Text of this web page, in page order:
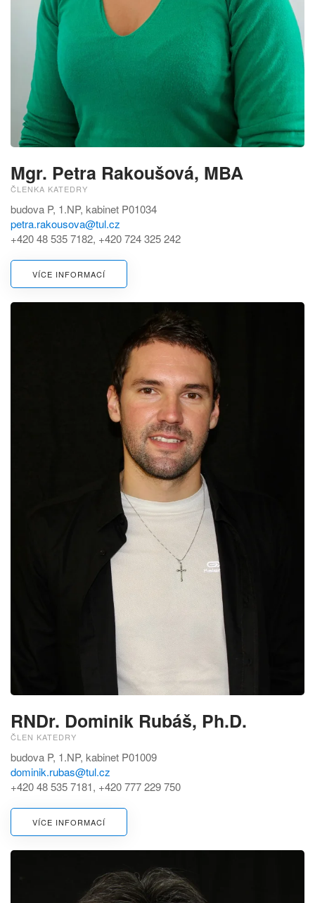
Mgr. Petra Rakoušová, MBA
ČLENKA KATEDRY
budova P, 1.NP, kabinet P01034
petra.rakousova@tul.cz
+420 48 535 7182, +420 724 325 242
VÍCE INFORMACÍ
RNDr. Dominik Rubáš, Ph.D.
ČLEN KATEDRY
budova P, 1.NP, kabinet P01009
dominik.rubas@tul.cz
+420 48 535 7181, +420 777 229 750
VÍCE INFORMACÍ